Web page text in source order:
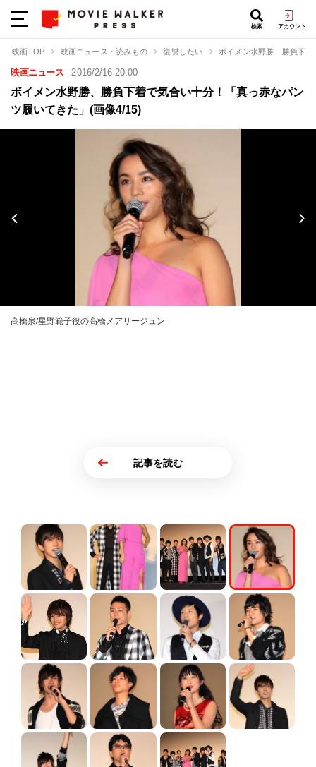
検索 アカウント
映画TOP 映画ニュース・読みもの 復讐したい ボイメン水野勝、勝負下
映画ニュース 2016/2/16 20:00
ボイメン水野勝、勝負下着で気合い十分！「真っ赤なパン
ツ履いてきた」(画像4/15)
高橋泉/星野範子役の高橋メアリージュン
記事を読む